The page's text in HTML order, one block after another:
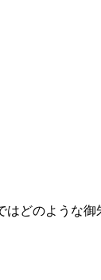
どのような御